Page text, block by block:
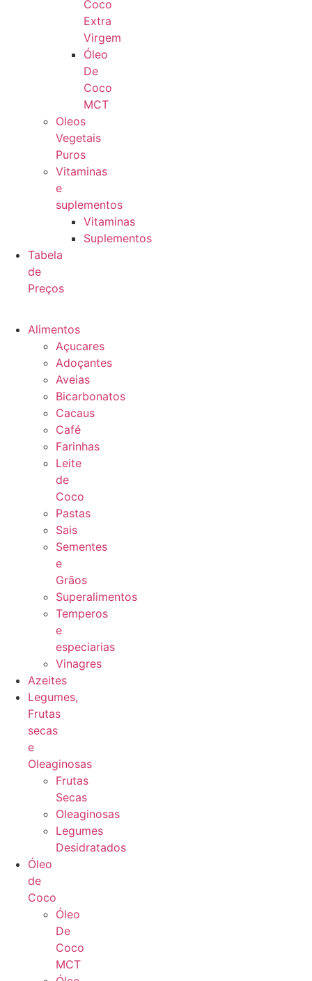
Coco
Extra
Virgem
Óleo
De
Coco
MCT
Oleos
Vegetais
Puros
Vitaminas
e
suplementos
Vitaminas
Suplementos
Tabela
de
Preços
Alimentos
Açucares
Adoçantes
Aveias
Bicarbonatos
Cacaus
Café
Farinhas
Leite
de
Coco
Pastas
Sais
Sementes
e
Grãos
Superalimentos
Temperos
e
especiarias
Vinagres
Azeites
Legumes,
Frutas
secas
e
Oleaginosas
Frutas
Secas
Oleaginosas
Legumes
Desidratados
Óleo
de
Coco
Óleo
De
Coco
MCT